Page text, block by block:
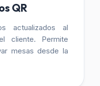
QR
actualizados al
cliente. Permite
mesas desde la